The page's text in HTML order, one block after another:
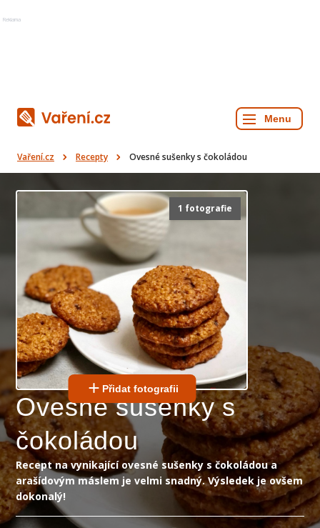
Reklama
Vaření.cz Recepty Ovesné sušenky s čokoládou
1 fotografie
Přidat fotografii
Ovesné sušenky s
čokoládou
Recept na vynikající ovesné sušenky s čokoládou a
arašídovým máslem je velmi snadný. Výsledek je ovšem
dokonalý!